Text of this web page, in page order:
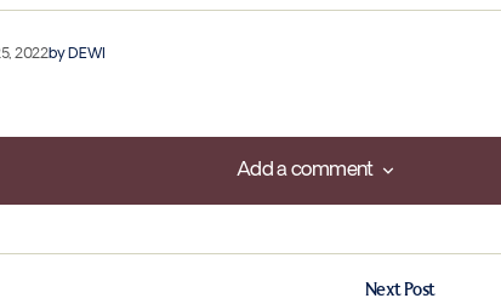
2022byDEWI
Add a comment
Add a comment
Next Post